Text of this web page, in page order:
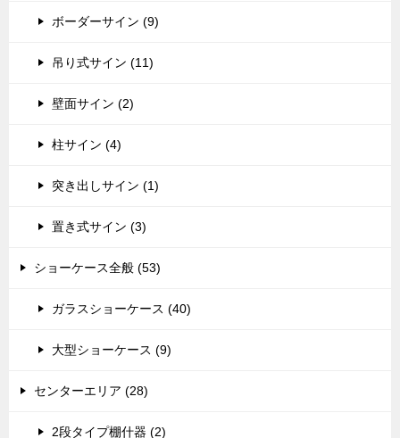
ボーダーサイン (9)
吊り式サイン (11)
壁面サイン (2)
柱サイン (4)
突き出しサイン (1)
置き式サイン (3)
ショーケース全般 (53)
ガラスショーケース (40)
大型ショーケース (9)
センターエリア (28)
2段タイプ棚什器 (2)